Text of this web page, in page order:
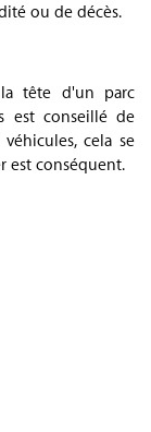
ou de décès.
tête d'un parc
est conseillé de
cela se
est conséquent.